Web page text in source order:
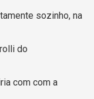
sozinho, na
do
com com a